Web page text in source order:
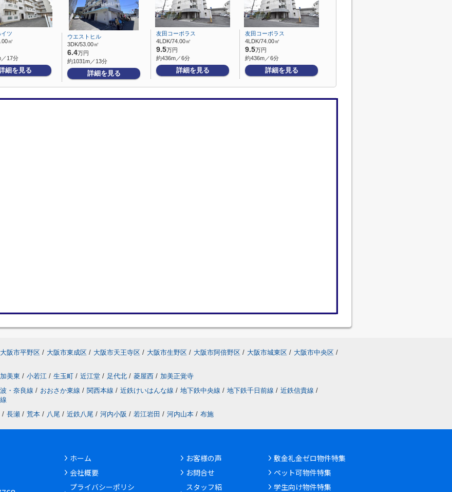
ツ
㎡
17分
細を見る
ウエストヒル
3DK/53.00㎡
6.4万円
約1031m／13分
詳細を見る
友田コーポラス
4LDK/74.00㎡
9.5万円
約436m／6分
詳細を見る
友田コーポラス
4LDK/74.00㎡
9.5万円
約436m／6分
詳細を見る
大阪市平野区 / 大阪市東成区 / 大阪市天王寺区 / 大阪市生野区 / 大阪市阿倍野区 / 大阪市城東区 / 大阪市中央区 /
加美東 / 小若江 / 生玉町 / 近江堂 / 足代北 / 菱屋西 / 加美正覚寺
・奈良線 / おおさか東線 / 関西本線 / 近鉄けいはんな線 / 地下鉄中央線 / 地下鉄千日前線 / 近鉄信貴線 /
/ 長瀬 / 荒本 / 八尾 / 近鉄八尾 / 河内小阪 / 若江岩田 / 河内山本 / 布施
ホーム
会社概要
プライバシーポリシ
お客様の声
お問合せ
スタッフ紹
敷金礼金ゼロ物件特集
ペット可物件特集
学生向け物件特集